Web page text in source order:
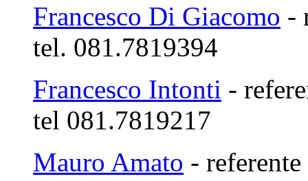
Francesco Di Giacomo -
tel. 081.7819394
Francesco Intonti -
tel 081.7819217
Mauro Amato -